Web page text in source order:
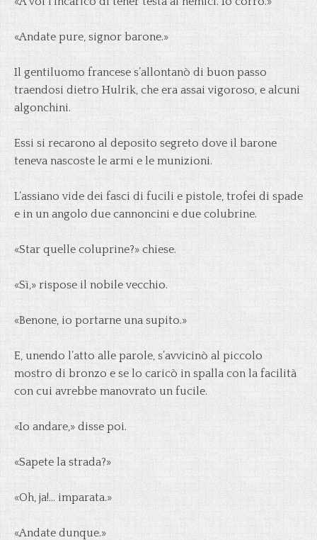
«Andate pure, signor barone.»
Il gentiluomo francese s’allontanò di buon passo
traendosi dietro Hulrik, che era assai vigoroso, e alcuni
algonchini.
Essi si recarono al deposito segreto dove il barone
teneva nascoste le armi e le munizioni.
L’assiano vide dei fasci di fucili e pistole, trofei di spade
e in un angolo due cannoncini e due colubrine.
«Star quelle coluprine?» chiese.
«Sì,» rispose il nobile vecchio.
«Benone, io portarne una supito.»
E, unendo l’atto alle parole, s’avvicinò al piccolo
mostro di bronzo e se lo caricò in spalla con la facilità
con cui avrebbe manovrato un fucile.
«Io andare,» disse poi.
«Sapete la strada?»
«Oh, ja!… imparata.»
«Andate dunque.»